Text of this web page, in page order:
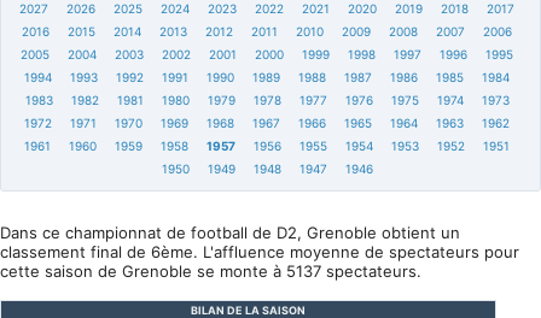
2027
2026 2025 2024 2023 2022 2021 2020 2019 2018
2017
2016
2015 2014 2013 2012 2011 2010 2009 2008 2007
2006
2005
2004 2003 2002 2001 2000 1999 1998 1997 1996
1995
1994
1993 1992 1991 1990 1989 1988 1987 1986 1985
1984
1983
1982 1981 1980 1979 1978 1977 1976 1975 1974
1973
1972
1971 1970 1969 1968 1967 1966 1965 1964 1963
1962
1961
1960 1959 1958 1957 1956 1955 1954 1953 1952
1951
1950
1949 1948 1947 1946
Dans ce championnat de football de D2, Grenoble obtient un
classement final de 6ème. L'affluence moyenne de spectateurs pour
cette saison de Grenoble se monte à 5137 spectateurs.
BILAN DE LA SAISON